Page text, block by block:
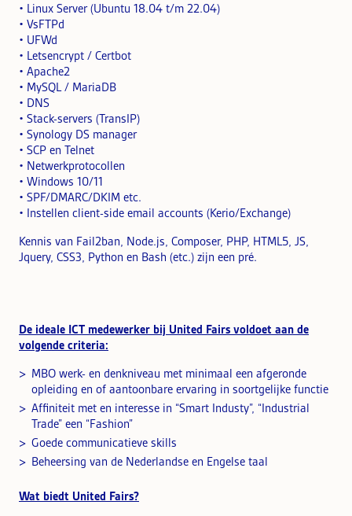
• Linux Server (Ubuntu 18.04 t/m 22.04)
• VsFTPd
• UFWd
• Letsencrypt / Certbot
• Apache2
• MySQL / MariaDB
• DNS
• Stack-servers (TransIP)
• Synology DS manager
• SCP en Telnet
• Netwerkprotocollen
• Windows 10/11
• SPF/DMARC/DKIM etc.
• Instellen client-side email accounts (Kerio/Exchange)
Kennis van Fail2ban, Node.js, Composer, PHP, HTML5, JS,
Jquery, CSS3, Python en Bash (etc.) zijn een pré.
De ideale ICT medewerker bij United Fairs voldoet aan de
volgende criteria:
MBO werk- en denkniveau met minimaal een afgeronde
opleiding en of aantoonbare ervaring in soortgelijke functie
Affiniteit met en interesse in “Smart Industy”, “Industrial
Trade” een “Fashion”
Goede communicatieve skills
Beheersing van de Nederlandse en Engelse taal
Wat biedt United Fairs?